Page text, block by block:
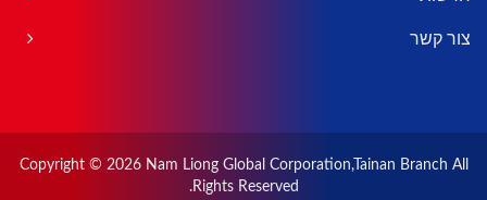
צור קשר
Copyright © 2026 Nam Liong Global Corporation,Tainan Branch All
Rights Reserved.